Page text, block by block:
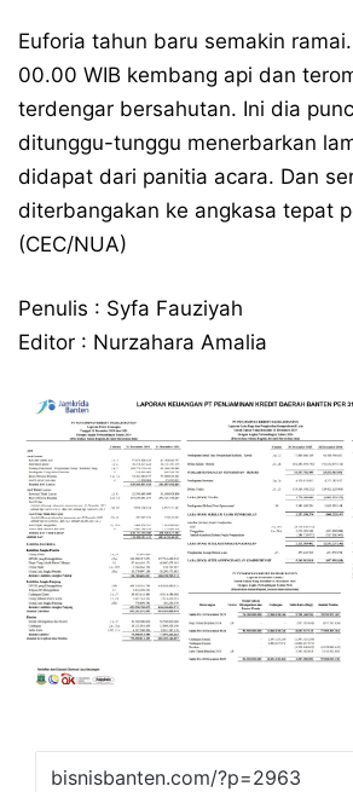
Euforia tahun baru semakin
00.00 WIB kembang api dan
terdengar bersahutan. Ini dia
ditunggu-tunggu menerbarkan
didapat dari panitia acara. Dan
diterbangakan ke angkasa tepat
(CEC/NUA)
Penulis : Syfa Fauziyah
Editor : Nurzahara Amalia